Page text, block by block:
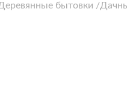
бытовки